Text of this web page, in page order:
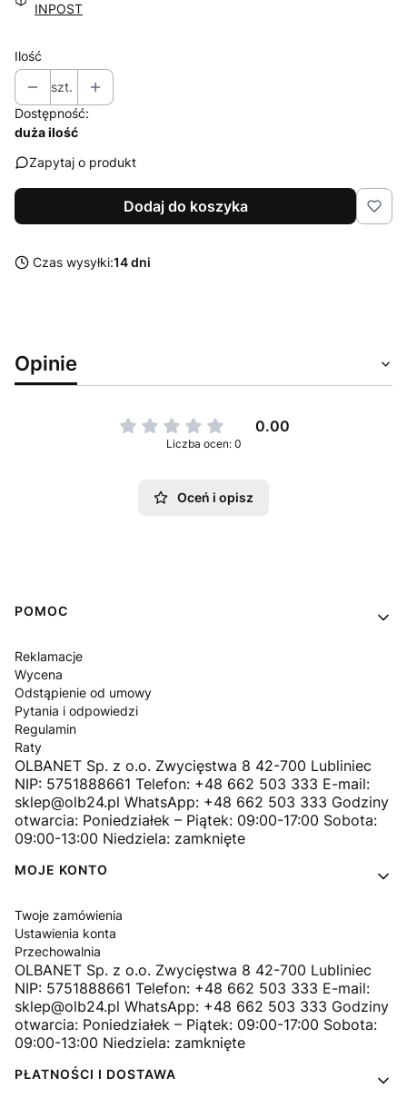
INPOST
Ilość
szt.
Dostępność:
duża ilość
Zapytaj o produkt
Dodaj do koszyka
Czas wysyłki:14 dni
Opinie
0.00
Liczba ocen: 0
Oceń i opisz
Linki w stopce
POMOC
Reklamacje
Wycena
Odstąpienie od umowy
Pytania i odpowiedzi
Regulamin
Raty
OLBANET Sp. z o.o. Zwycięstwa 8 42-700 Lubliniec
NIP: 5751888661 Telefon: +48 662 503 333 E-mail:
sklep@olb24.pl WhatsApp: +48 662 503 333 Godziny
otwarcia: Poniedziałek – Piątek: 09:00-17:00 Sobota:
09:00-13:00 Niedziela: zamknięte
MOJE KONTO
Twoje zamówienia
Ustawienia konta
Przechowalnia
OLBANET Sp. z o.o. Zwycięstwa 8 42-700 Lubliniec
NIP: 5751888661 Telefon: +48 662 503 333 E-mail:
sklep@olb24.pl WhatsApp: +48 662 503 333 Godziny
otwarcia: Poniedziałek – Piątek: 09:00-17:00 Sobota:
09:00-13:00 Niedziela: zamknięte
PŁATNOŚCI I DOSTAWA